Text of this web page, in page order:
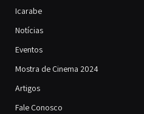
Icarabe
Notícias
Eventos
Mostra de Cinema 2024
Artigos
Fale Conosco